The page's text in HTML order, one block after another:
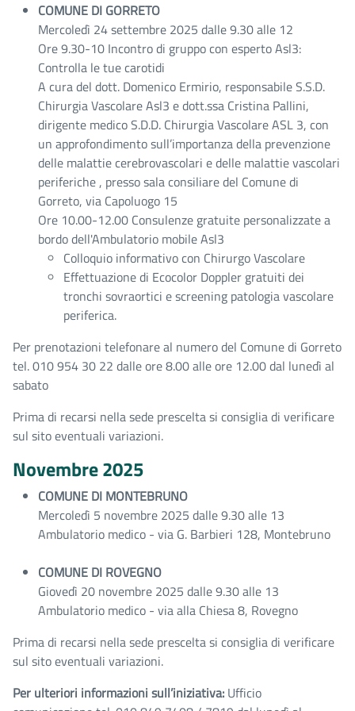
COMUNE DI GORRETO
Mercoledì 24 settembre 2025 dalle 9.30 alle 12
Ore 9.30-10 Incontro di gruppo con esperto Asl3:
Controlla le tue carotidi
A cura del dott. Domenico Ermirio, responsabile S.S.D.
Chirurgia Vascolare Asl3 e dott.ssa Cristina Pallini,
dirigente medico S.D.D. Chirurgia Vascolare ASL 3, con
un approfondimento sull’importanza della prevenzione
delle malattie cerebrovascolari e delle malattie vascolari
periferiche , presso sala consiliare del Comune di
Gorreto, via Capoluogo 15
Ore 10.00-12.00 Consulenze gratuite personalizzate a
bordo dell'Ambulatorio mobile Asl3
Colloquio informativo con Chirurgo Vascolare
Effettuazione di Ecocolor Doppler gratuiti dei
tronchi sovraortici e screening patologia vascolare
periferica.
Per prenotazioni telefonare al numero del Comune di Gorreto
tel. 010 954 30 22 dalle ore 8.00 alle ore 12.00 dal lunedì al
sabato
Prima di recarsi nella sede prescelta si consiglia di verificare
sul sito eventuali variazioni.
Novembre 2025
COMUNE DI MONTEBRUNO
Mercoledì 5 novembre 2025 dalle 9.30 alle 13
Ambulatorio medico - via G. Barbieri 128, Montebruno
COMUNE DI ROVEGNO
Giovedì 20 novembre 2025 dalle 9.30 alle 13
Ambulatorio medico - via alla Chiesa 8, Rovegno
Prima di recarsi nella sede prescelta si consiglia di verificare
sul sito eventuali variazioni.
Per ulteriori informazioni sull’iniziativa: Ufficio